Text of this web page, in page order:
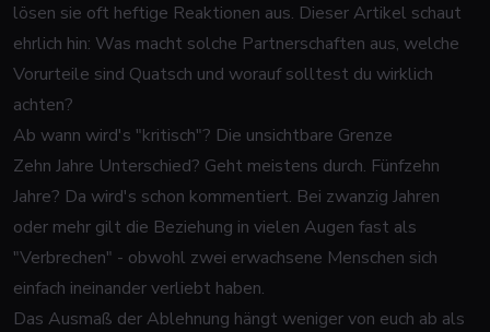
lösen sie oft heftige Reaktionen aus. Dieser Artikel schaut
ehrlich hin: Was macht solche Partnerschaften aus, welche
Vorurteile sind Quatsch und worauf solltest du wirklich
achten?
Ab wann wird's "kritisch"? Die unsichtbare Grenze
Zehn Jahre Unterschied? Geht meistens durch. Fünfzehn
Jahre? Da wird's schon kommentiert. Bei zwanzig Jahren
oder mehr gilt die Beziehung in vielen Augen fast als
"Verbrechen" - obwohl zwei erwachsene Menschen sich
einfach ineinander verliebt haben.
Das Ausmaß der Ablehnung hängt weniger von euch ab als